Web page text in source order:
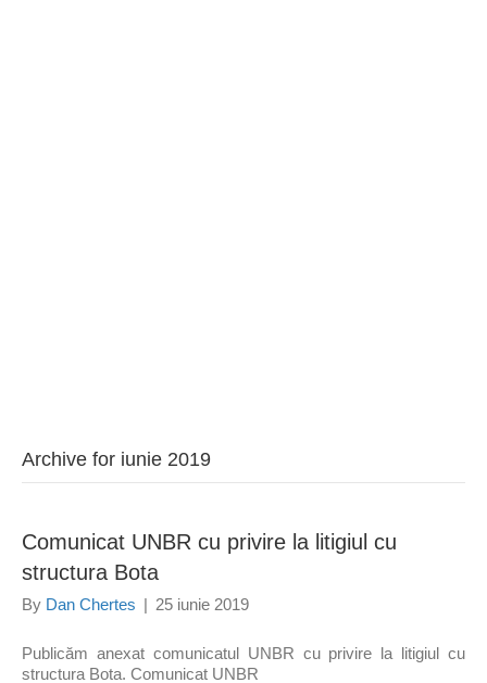
Archive for iunie 2019
Comunicat UNBR cu privire la litigiul cu
structura Bota
By Dan Chertes | 25 iunie 2019
Publicăm anexat comunicatul UNBR cu privire la litigiul cu
structura Bota. Comunicat UNBR